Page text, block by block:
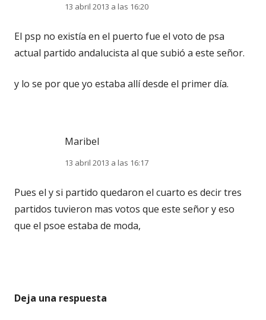
13 abril 2013 a las 16:20
El psp no existía en el puerto fue el voto de psa
actual partido andalucista al que subió a este señor.
y lo se por que yo estaba allí desde el primer día.
Maribel
13 abril 2013 a las 16:17
Pues el y si partido quedaron el cuarto es decir tres
partidos tuvieron mas votos que este señor y eso
que el psoe estaba de moda,
Deja una respuesta